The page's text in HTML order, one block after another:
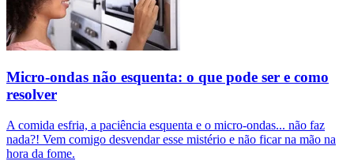
Micro-ondas não esquenta: o que pode ser e como
resolver
A comida esfria, a paciência esquenta e o micro-ondas... não faz
nada?! Vem comigo desvendar esse mistério e não ficar na mão na
hora da fome.